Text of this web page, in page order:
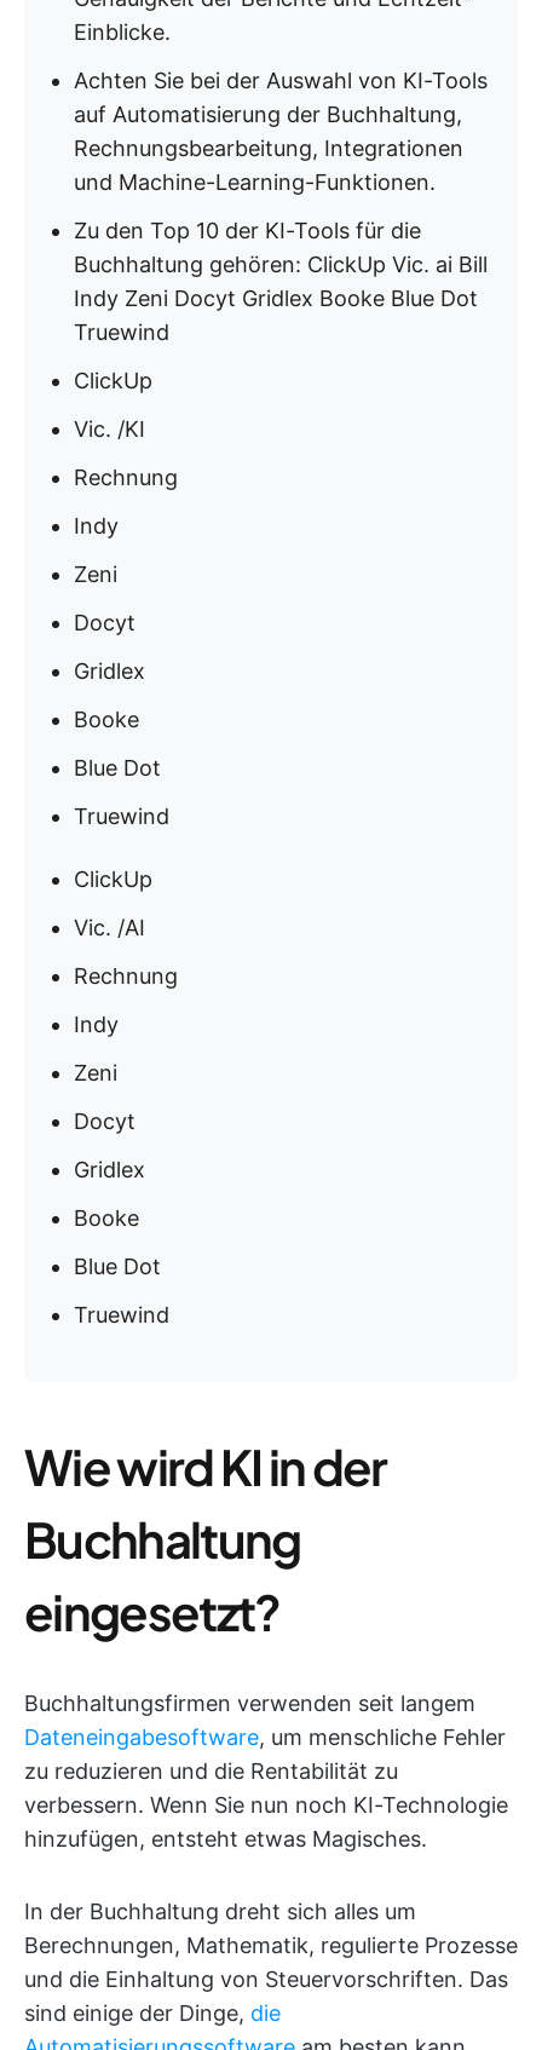
Einblicke.
Achten Sie bei der Auswahl von KI-Tools
auf Automatisierung der Buchhaltung,
Rechnungsbearbeitung, Integrationen
und Machine-Learning-Funktionen.
Zu den Top 10 der KI-Tools für die
Buchhaltung gehören: ClickUp Vic. ai Bill
Indy Zeni Docyt Gridlex Booke Blue Dot
Truewind
ClickUp
Vic. /KI
Rechnung
Indy
Zeni
Docyt
Gridlex
Booke
Blue Dot
Truewind
ClickUp
Vic. /AI
Rechnung
Indy
Zeni
Docyt
Gridlex
Booke
Blue Dot
Truewind
Wie wird KI in der
Buchhaltung
eingesetzt?
Buchhaltungsfirmen verwenden seit langem
Dateneingabesoftware, um menschliche Fehler
zu reduzieren und die Rentabilität zu
verbessern. Wenn Sie nun noch KI-Technologie
hinzufügen, entsteht etwas Magisches.
In der Buchhaltung dreht sich alles um
Berechnungen, Mathematik, regulierte Prozesse
und die Einhaltung von Steuervorschriften. Das
sind einige der Dinge, die